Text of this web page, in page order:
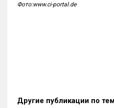
Фото:www.ci-portal.de
Другие публикации по